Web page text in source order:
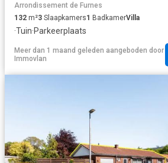
Arrondissement de Furnes
132 m²3 Slaapkamers1 BadkamerVilla
·Tuin·Parkeerplaats
Meer dan 1 maand geleden aangeboden door
Immovlan